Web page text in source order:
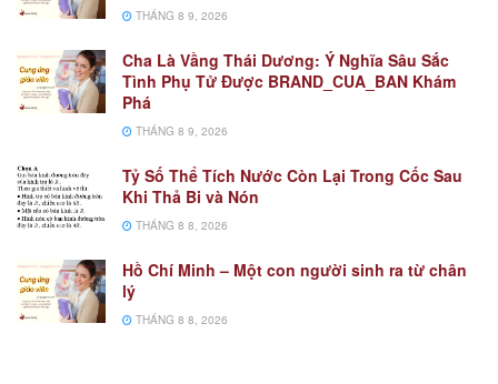
THÁNG 8 9, 2026
Cha Là Vầng Thái Dương: Ý Nghĩa Sâu Sắc
Tình Phụ Tử Được BRAND_CUA_BAN Khám
Phá
THÁNG 8 9, 2026
Tỷ Số Thể Tích Nước Còn Lại Trong Cốc Sau
Khi Thả Bi và Nón
THÁNG 8 8, 2026
Hồ Chí Minh – Một con người sinh ra từ chân
lý
THÁNG 8 8, 2026